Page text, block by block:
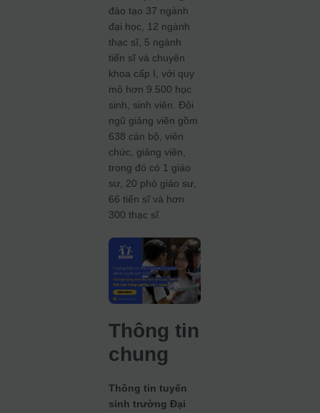
đào tạo 37 ngành
đại học, 12 ngành
thạc sĩ, 5 ngành
tiến sĩ và chuyên
khoa cấp I, với quy
mô hơn 9.500 học
sinh, sinh viên. Đội
ngũ giảng viên gồm
638 cán bộ, viên
chức, giảng viên,
trong đó có 1 giáo
sư, 20 phó giáo sư,
66 tiến sĩ và hơn
300 thạc sĩ.
Thông tin
chung
Thông tin tuyển
sinh trường Đại